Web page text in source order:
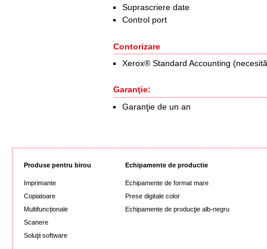
Suprascriere date
Control port
Contorizare
Xerox® Standard Accounting
Garanţie:
Garanţie de un an
Produse pentru birou
Imprimante
Copiatoare
Multifuncționale
Scanere
Soluţii software
Echipamente de productie
Echipamente de format mare
Prese digitale color
Echipamente de producţie alb-negru